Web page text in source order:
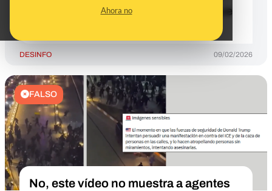
Ahora no
Liam Conejo, menor de 5 años al que
DESINFO 09/02/2026
FALSO
No, este vídeo no muestra a agentes